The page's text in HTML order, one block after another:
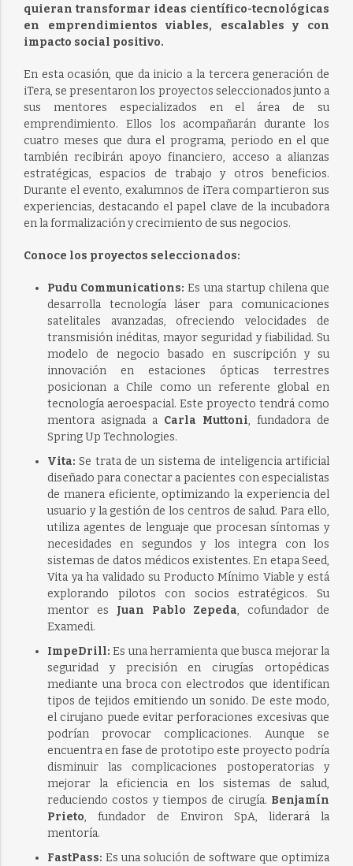
quieran transformar ideas científico-tecnológicas
en emprendimientos viables, escalables y con
impacto social positivo.
En esta ocasión, que da inicio a la tercera generación de
iTera, se presentaron los proyectos seleccionados junto a
sus mentores especializados en el área de su
emprendimiento. Ellos los acompañarán durante los
cuatro meses que dura el programa, periodo en el que
también recibirán apoyo financiero, acceso a alianzas
estratégicas, espacios de trabajo y otros beneficios.
Durante el evento, exalumnos de iTera compartieron sus
experiencias, destacando el papel clave de la incubadora
en la formalización y crecimiento de sus negocios.
Conoce los proyectos seleccionados:
Pudu Communications: Es una startup chilena que
desarrolla tecnología láser para comunicaciones
satelitales avanzadas, ofreciendo velocidades de
transmisión inéditas, mayor seguridad y fiabilidad. Su
modelo de negocio basado en suscripción y su
innovación en estaciones ópticas terrestres
posicionan a Chile como un referente global en
tecnología aeroespacial. Este proyecto tendrá como
mentora asignada a Carla Muttoni, fundadora de
Spring Up Technologies.
Vita: Se trata de un sistema de inteligencia artificial
diseñado para conectar a pacientes con especialistas
de manera eficiente, optimizando la experiencia del
usuario y la gestión de los centros de salud. Para ello,
utiliza agentes de lenguaje que procesan síntomas y
necesidades en segundos y los integra con los
sistemas de datos médicos existentes. En etapa Seed,
Vita ya ha validado su Producto Mínimo Viable y está
explorando pilotos con socios estratégicos. Su
mentor es Juan Pablo Zepeda, cofundador de
Examedi.
ImpeDrill: Es una herramienta que busca mejorar la
seguridad y precisión en cirugías ortopédicas
mediante una broca con electrodos que identifican
tipos de tejidos emitiendo un sonido. De este modo,
el cirujano puede evitar perforaciones excesivas que
podrían provocar complicaciones. Aunque se
encuentra en fase de prototipo este proyecto podría
disminuir las complicaciones postoperatorias y
mejorar la eficiencia en los sistemas de salud,
reduciendo costos y tiempos de cirugía. Benjamín
Prieto, fundador de Environ SpA, liderará la
mentoría.
FastPass: Es una solución de software que optimiza